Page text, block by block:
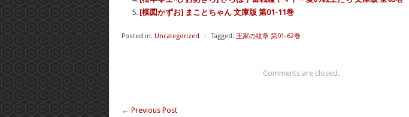
[楳図かずお] まことちゃん 文庫版 第01-11巻
Posted in: Uncategorized ⋅ Tagged: 王家の紋章 第01-62巻
Comments are closed.
← Previous Post